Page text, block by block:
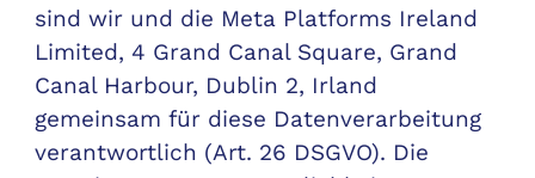
sind wir und die Meta Platforms Ireland
Limited, 4 Grand Canal Square, Grand
Canal Harbour, Dublin 2, Irland
gemeinsam für diese Datenverarbeitung
verantwortlich (Art. 26 DSGVO). Die